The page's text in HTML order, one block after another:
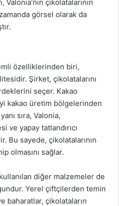
çikolatalarının
görsel olarak da
özelliklerinden biri,
Şirket, çikolatalarını
seçer. Kakao
kakao üretim bölgelerinden
sıra, Valonia,
ve yapay tatlandırıcı
Bu sayede, çikolatalarının
olmasını sağlar.
diğer malzemeler de
Yerel çiftçilerden temin
baharatlar, çikolataların